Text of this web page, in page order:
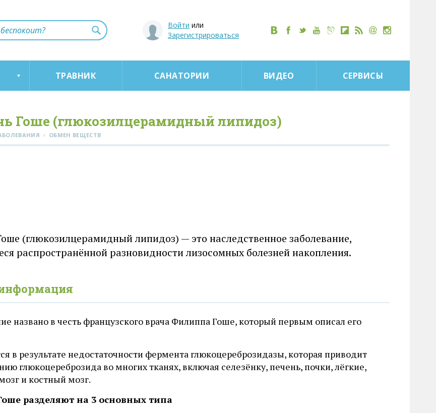
Войти или
Зарегистрироваться
ТРАВНИК САНАТОРИИ ВИДЕО СЕРВИСЫ
Гоше (глюкозилцерамидный липидоз)
› ОБМЕН ВЕЩЕСТВ
(глюкозилцерамидный липидоз) — это наследственное заболевание,
распространённой разновидности лизосомных болезней накопления.
названо в честь французского врача Филиппа Гоше, который первым описал его
в результате недостаточности фермента глюкоцереброзидазы, которая приводит
глюкоцереброзида во многих тканях, включая селезёнку, печень, почки, лёгкие,
и костный мозг.
разделяют на 3 основных типа